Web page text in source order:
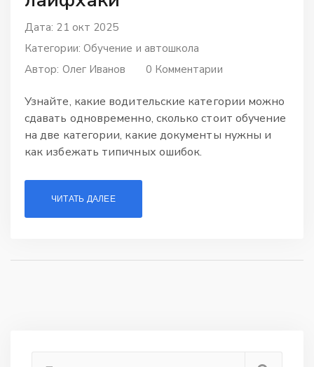
Дата: 21 окт 2025
Категории: Обучение и автошкола
Автор: Олег Иванов 0 Комментарии
Узнайте, какие водительские категории можно
сдавать одновременно, сколько стоит обучение
на две категории, какие документы нужны и
как избежать типичных ошибок.
ЧИТАТЬ ДАЛЕЕ